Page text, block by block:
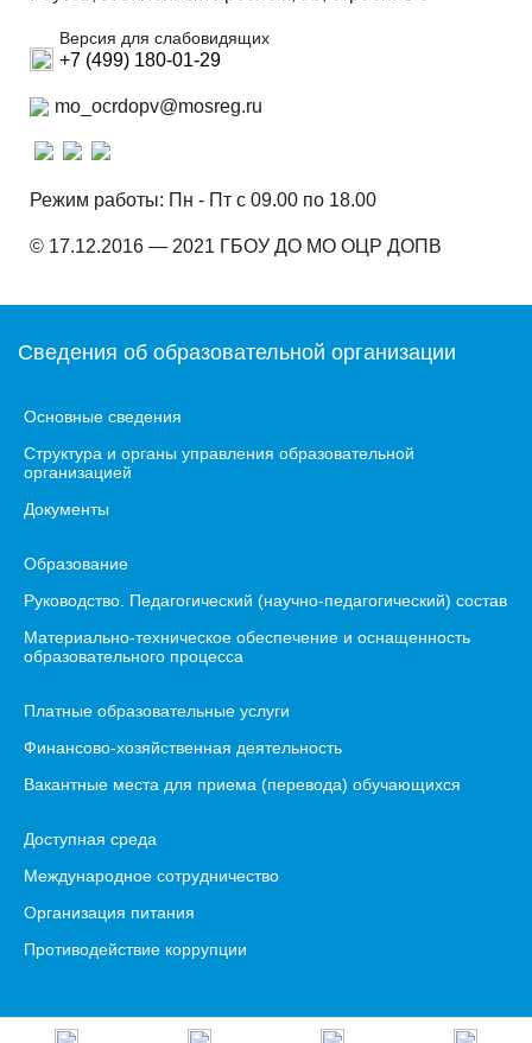
Версия для слабовидящих
+7 (499) 180-01-29
mo_ocrdopv@mosreg.ru
Режим работы: Пн - Пт с 09.00 по 18.00
© 17.12.2016 — 2021 ГБОУ ДО МО ОЦР ДОПВ
Сведения об образовательной организации
Основные сведения
Структура и органы управления образовательной
организацией
Документы
Образование
Руководство. Педагогический (научно-педагогический) состав
Материально-техническое обеспечение и оснащенность
образовательного процесса
Платные образовательные услуги
Финансово-хозяйственная деятельность
Вакантные места для приема (перевода) обучающихся
Доступная среда
Международное сотрудничество
Организация питания
Противодействие коррупции